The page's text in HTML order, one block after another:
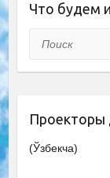
Что будем
Поиск
Проекторы
(Ўзбекча)